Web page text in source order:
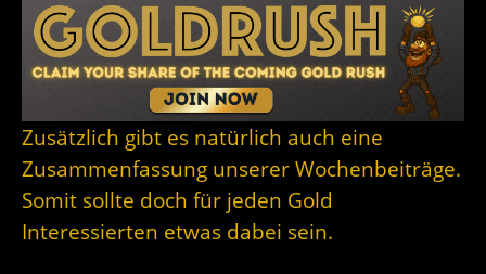
Zusätzlich gibt es natürlich auch eine
Zusammenfassung unserer Wochenbeiträge.
Somit sollte doch für jeden Gold
Interessierten etwas dabei sein.